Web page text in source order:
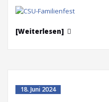
[Weiterlesen]
18. Juni 2024